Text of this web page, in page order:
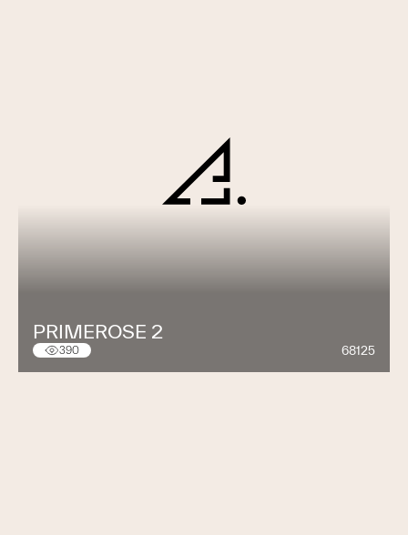
PRIMEROSE 2
390 68125